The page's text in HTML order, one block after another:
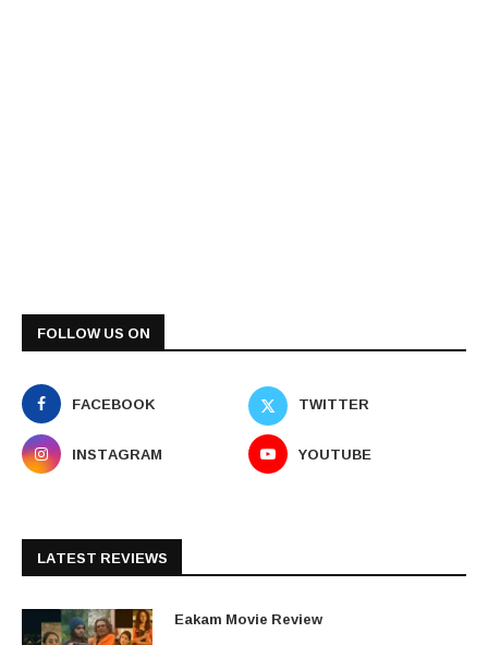
FOLLOW US ON
FACEBOOK
TWITTER
INSTAGRAM
YOUTUBE
LATEST REVIEWS
Eakam Movie Review